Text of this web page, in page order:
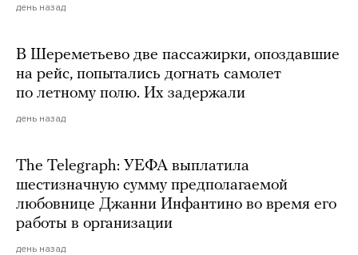
день назад
В Шереметьево две пассажирки, опоздавшие
на рейс, попытались догнать самолет
по летному полю. Их задержали
день назад
The Telegraph: УЕФА выплатила
шестизначную сумму предполагаемой
любовнице Джанни Инфантино во время его
работы в организации
день назад